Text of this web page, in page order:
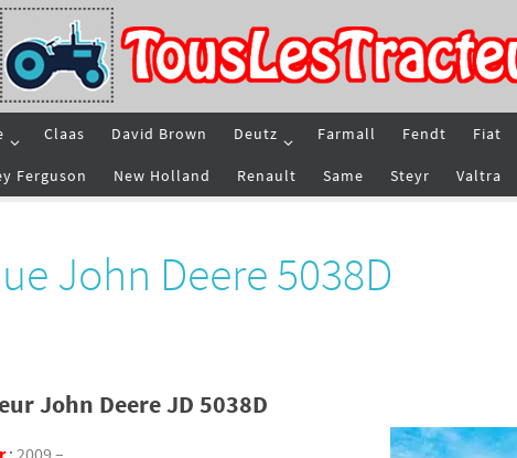
Claas David Brown Deutz Farmall Fendt Fiat
Ferguson New Holland Renault Same Steyr Valtra
John Deere 5038D
John Deere JD 5038D
: 2009 –